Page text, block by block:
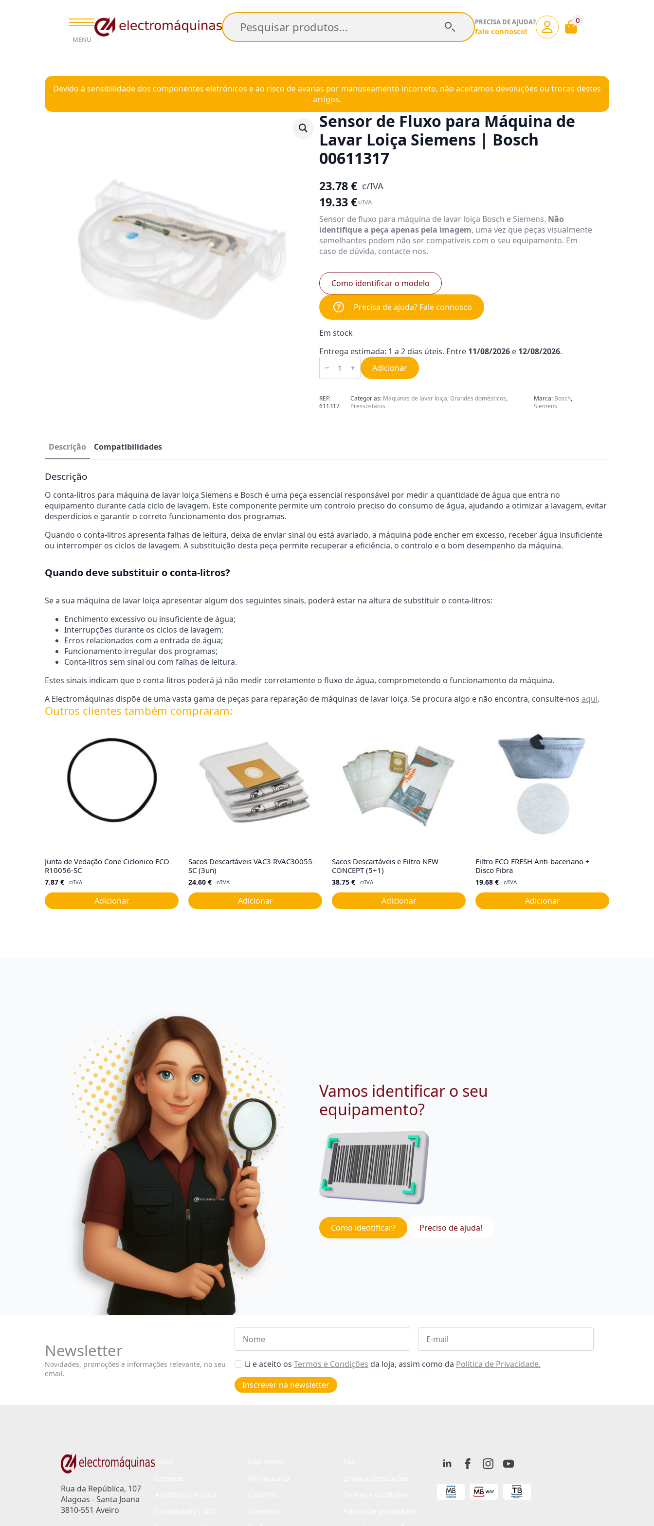
MENU
Pesquisar PRECISA DE AJUDA?
fale connosco!
0
Devido à sensibilidade dos componentes eletrónicos e ao risco de avarias por manuseamento incorreto, não aceitamos devoluções ou trocas destes
artigos.
Sensor de Fluxo para Máquina de
Lavar Loiça Siemens | Bosch
00611317
23.78€ c/IVA
19.33€s/IVA
Sensor de fluxo para máquina de lavar loiça Bosch e Siemens. Não
identifique a peça apenas pela imagem, uma vez que peças visualmente
semelhantes podem não ser compatíveis com o seu equipamento. Em
caso de dúvida, contacte-nos.
Como identificar o modelo
Precisa de ajuda? Fale connosco
Em stock
Entrega estimada: 1 a 2 dias úteis. Entre 11/08/2026 e 12/08/2026.
Quantidade
de
de
para
Máquina
de
Adicionar
REF:
611317
Categorias: Máquinas de lavar loiça,Grandes domésticos,
Pressostatos
Marca: Bosch,
Siemens
Descrição Compatibilidades
Descrição
O conta-litros para máquina de lavar loiça Siemens e Bosch é uma peça essencial responsável por medir a quantidade de água que entra no
equipamento durante cada ciclo de lavagem. Este componente permite um controlo preciso do consumo de água, ajudando a otimizar a lavagem, evitar
desperdícios e garantir o correto funcionamento dos programas.
Quando o conta-litros apresenta falhas de leitura, deixa de enviar sinal ou está avariado, a máquina pode encher em excesso, receber água insuficiente
ou interromper os ciclos de lavagem. A substituição desta peça permite recuperar a eficiência, o controlo e o bom desempenho da máquina.
Quando deve substituir o conta-litros?
Se a sua máquina de lavar loiça apresentar algum dos seguintes sinais, poderá estar na altura de substituir o conta-litros:
Enchimento excessivo ou insuficiente de água;
Interrupções durante os ciclos de lavagem;
Erros relacionados com a entrada de água;
Funcionamento irregular dos programas;
Conta-litros sem sinal ou com falhas de leitura.
Estes sinais indicam que o conta-litros poderá já não medir corretamente o fluxo de água, comprometendo o funcionamento da máquina.
A Electromáquinas dispõe de uma vasta gama de peças para reparação de máquinas de lavar loiça. Se procura algo e não encontra, consulte-nos aqui.
Outros clientes também compraram:
Junta de Vedação Cone Ciclonico ECO
R10056-SC
7.87 € c/IVA
Adicionar
Sacos Descartáveis VAC3 RVAC30055-
SC (3un)
24.60 € c/IVA
Adicionar
Sacos Descartáveis e Filtro NEW
CONCEPT (5+1)
38.75 € c/IVA
Adicionar
Filtro ECO FRESH Anti-baceriano +
Disco Fibra
19.68 € c/IVA
Adicionar
Vamos identificar o seu
equipamento?
Como identificar? Preciso de ajuda!
Newsletter
Novidades, promoções e informações relevante, no seu
email.
Nome Email
Aceitar
de
privacidade
Li e aceito os Termos e Condições da loja, assim como da Política de Privacidade.
Inscrever na newsletter
Rua da República, 107
Alagoas - Santa Joana
3810-551 Aveiro